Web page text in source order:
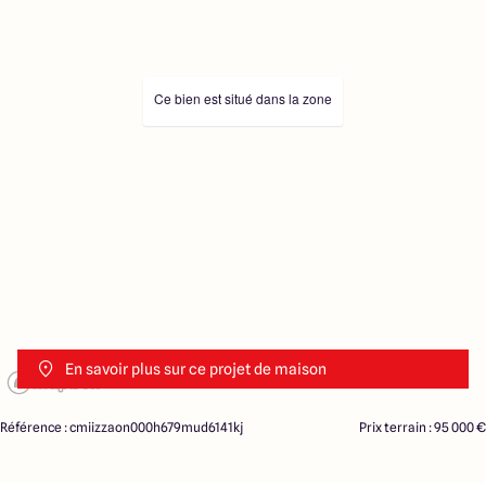
En savoir plus sur ce projet de maison
Ce bien est situé dans la zone
Référence : cmiizzaon000h679mud6141kj Prix terrain : 95 000 €